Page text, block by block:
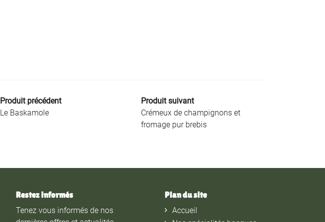
Produit précédent
Le Baskamole
Produit suivant
Crémeux de champignons et
fromage pur brebis
Restez informés
Tenez vous informés de nos
Plan du site
Accueil